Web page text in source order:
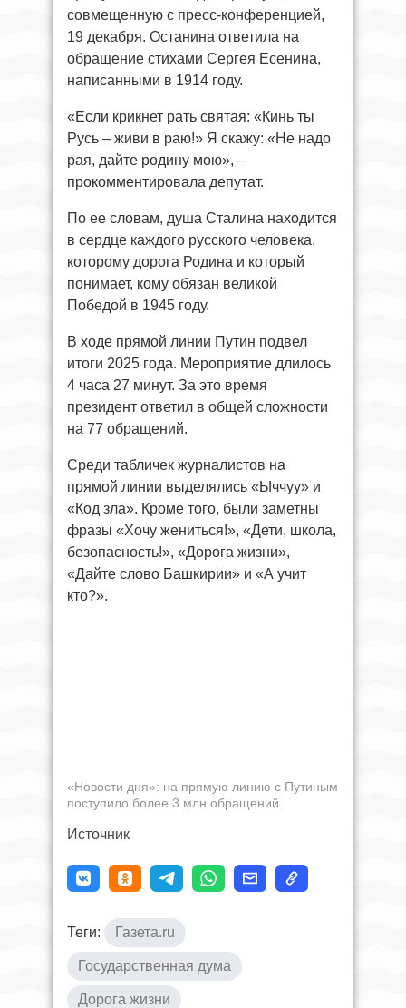
совмещенную с пресс-конференцией,
19 декабря. Останина ответила на
обращение стихами Сергея Есенина,
написанными в 1914 году.
«Если крикнет рать святая: «Кинь ты
Русь – живи в раю!» Я скажу: «Не надо
рая, дайте родину мою», –
прокомментировала депутат.
По ее словам, душа Сталина находится
в сердце каждого русского человека,
которому дорога Родина и который
понимает, кому обязан великой
Победой в 1945 году.
В ходе прямой линии Путин подвел
итоги 2025 года. Мероприятие длилось
4 часа 27 минут. За это время
президент ответил в общей сложности
на 77 обращений.
Среди табличек журналистов на
прямой линии выделялись «Ыччуу» и
«Код зла». Кроме того, были заметны
фразы «Хочу жениться!», «Дети, школа,
безопасность!», «Дорога жизни»,
«Дайте слово Башкирии» и «А учит
кто?».
«Новости дня»: на прямую линию с Путиным
поступило более 3 млн обращений
Источник
Теги: Газета.ru
Государственная дума
Дорога жизни